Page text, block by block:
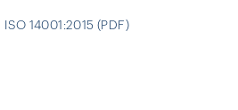
ISO 14001:2015 (PDF)